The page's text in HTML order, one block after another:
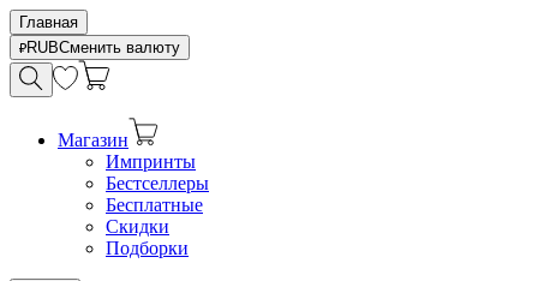
Главная
RUBСменить валюту
Магазин
Импринты
Бестселлеры
Бесплатные
Скидки
Подборки